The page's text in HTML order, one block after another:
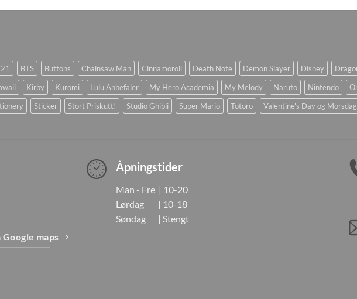
BTS Buttons Chainsaw Man Cinnamoroll Death Note Demon Slayer Disney
Kirby Kuromi Lulu Anbefaler My Hero Academia My Melody Naruto Nintendo
Sticker Stort Priskutt! Studio Ghibli Super Mario Totoro Valentine's Day og Morsdag
Google maps
Åpningstider
Man - Fre | 10-20
Lørdag | 10-18
Søndag | Stengt